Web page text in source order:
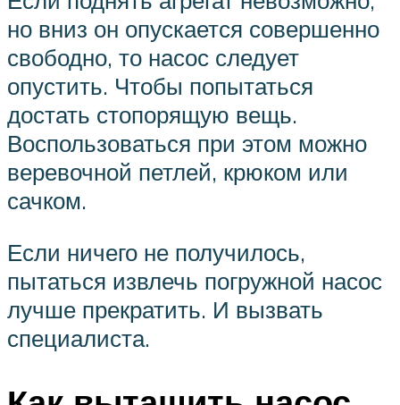
но вниз он опускается совершенно
свободно, то насос следует
опустить. Чтобы попытаться
достать стопорящую вещь.
Воспользоваться при этом можно
веревочной петлей, крюком или
сачком.
Если ничего не получилось,
пытаться извлечь погружной насос
лучше прекратить. И вызвать
специалиста.